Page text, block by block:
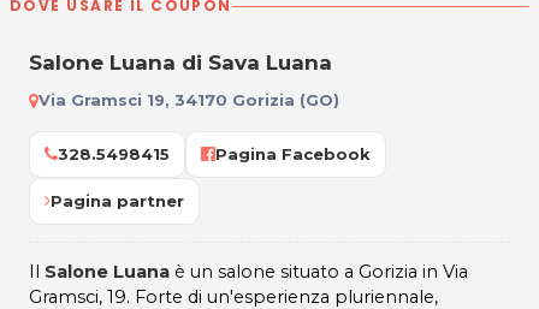
DOVE USARE IL COUPON
Salone Luana di Sava Luana
Via Gramsci 19, 34170 Gorizia (GO)
328.5498415 Pagina Facebook
Pagina partner
Il Salone Luana è un salone situato a Gorizia in Via
Gramsci, 19. Forte di un'esperienza pluriennale,